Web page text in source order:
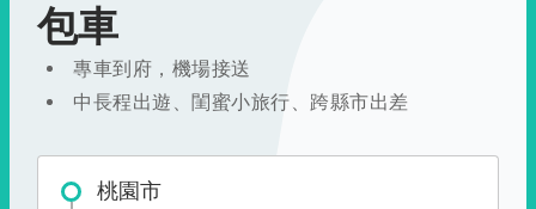
包車
專車到府，機場接送
中長程出遊、閨蜜小旅行、跨縣市出差
桃園市